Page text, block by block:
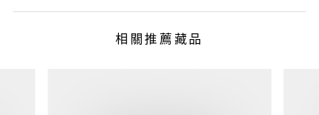
相關推薦藏品